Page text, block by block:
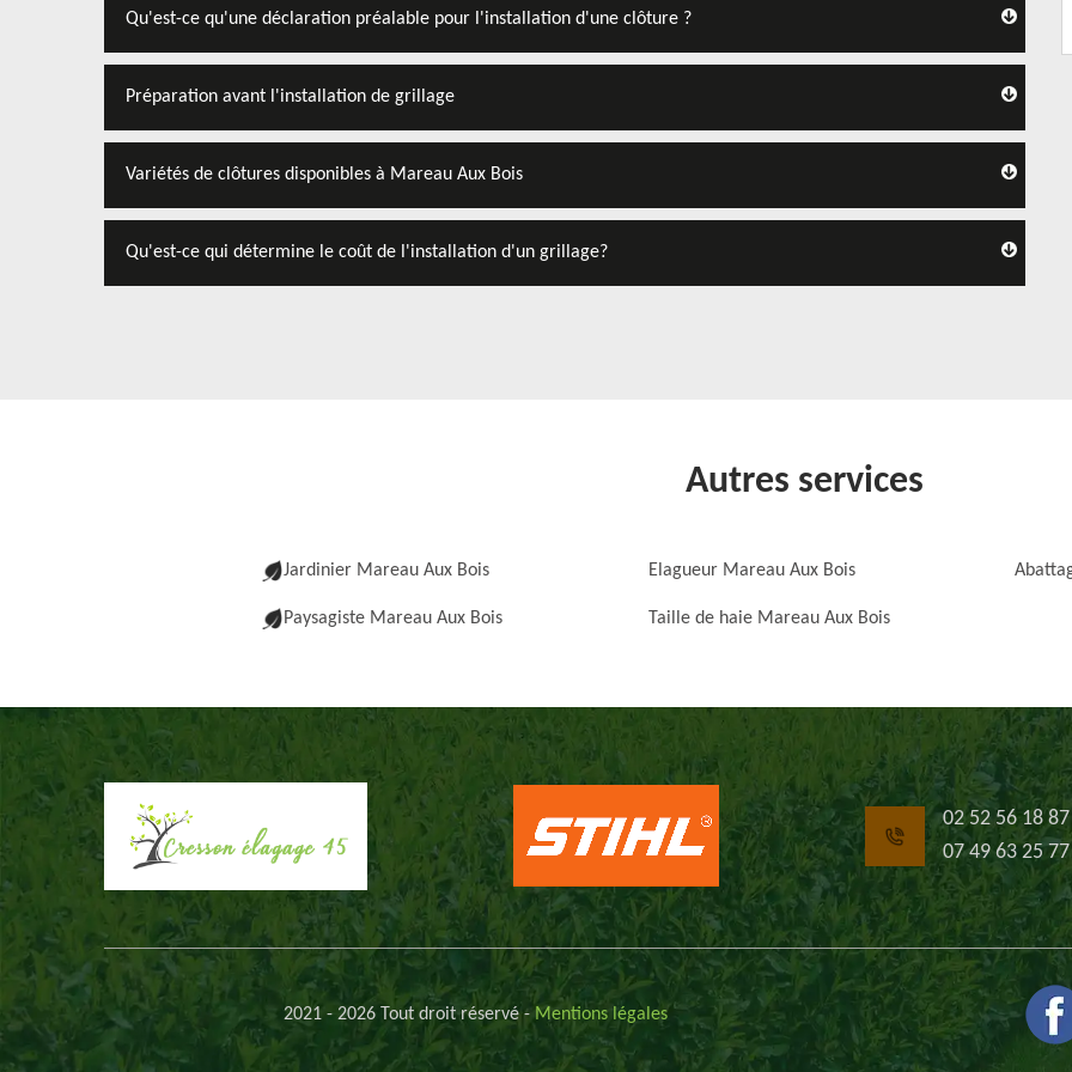
Qu'est-ce qu'une déclaration préalable pour l'installation d'une clôture ?
Préparation avant l'installation de grillage
Variétés de clôtures disponibles à Mareau Aux Bois
Qu'est-ce qui détermine le coût de l'installation d'un grillage?
Autres services
Jardinier Mareau Aux Bois
Paysagiste Mareau Aux Bois
Elagueur Mareau Aux Bois
Taille de haie Mareau Aux Bois
02 52 56 18 87
07 49 63 25 77
2021 - 2026 Tout droit réservé - Mentions légales